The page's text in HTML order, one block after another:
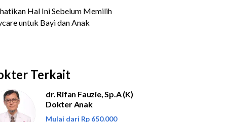
Terkait